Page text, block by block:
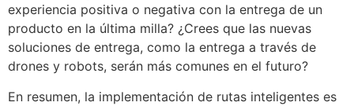
experiencia positiva o negativa con la entrega de un
producto en la última milla? ¿Crees que las nuevas
soluciones de entrega, como la entrega a través de
drones y robots, serán más comunes en el futuro?
En resumen, la implementación de rutas inteligentes es